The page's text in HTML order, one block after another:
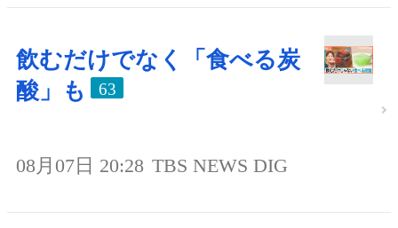
飲むだけでなく「食べる炭
酸」も
63
08月07日 20:28 TBS NEWS DIG